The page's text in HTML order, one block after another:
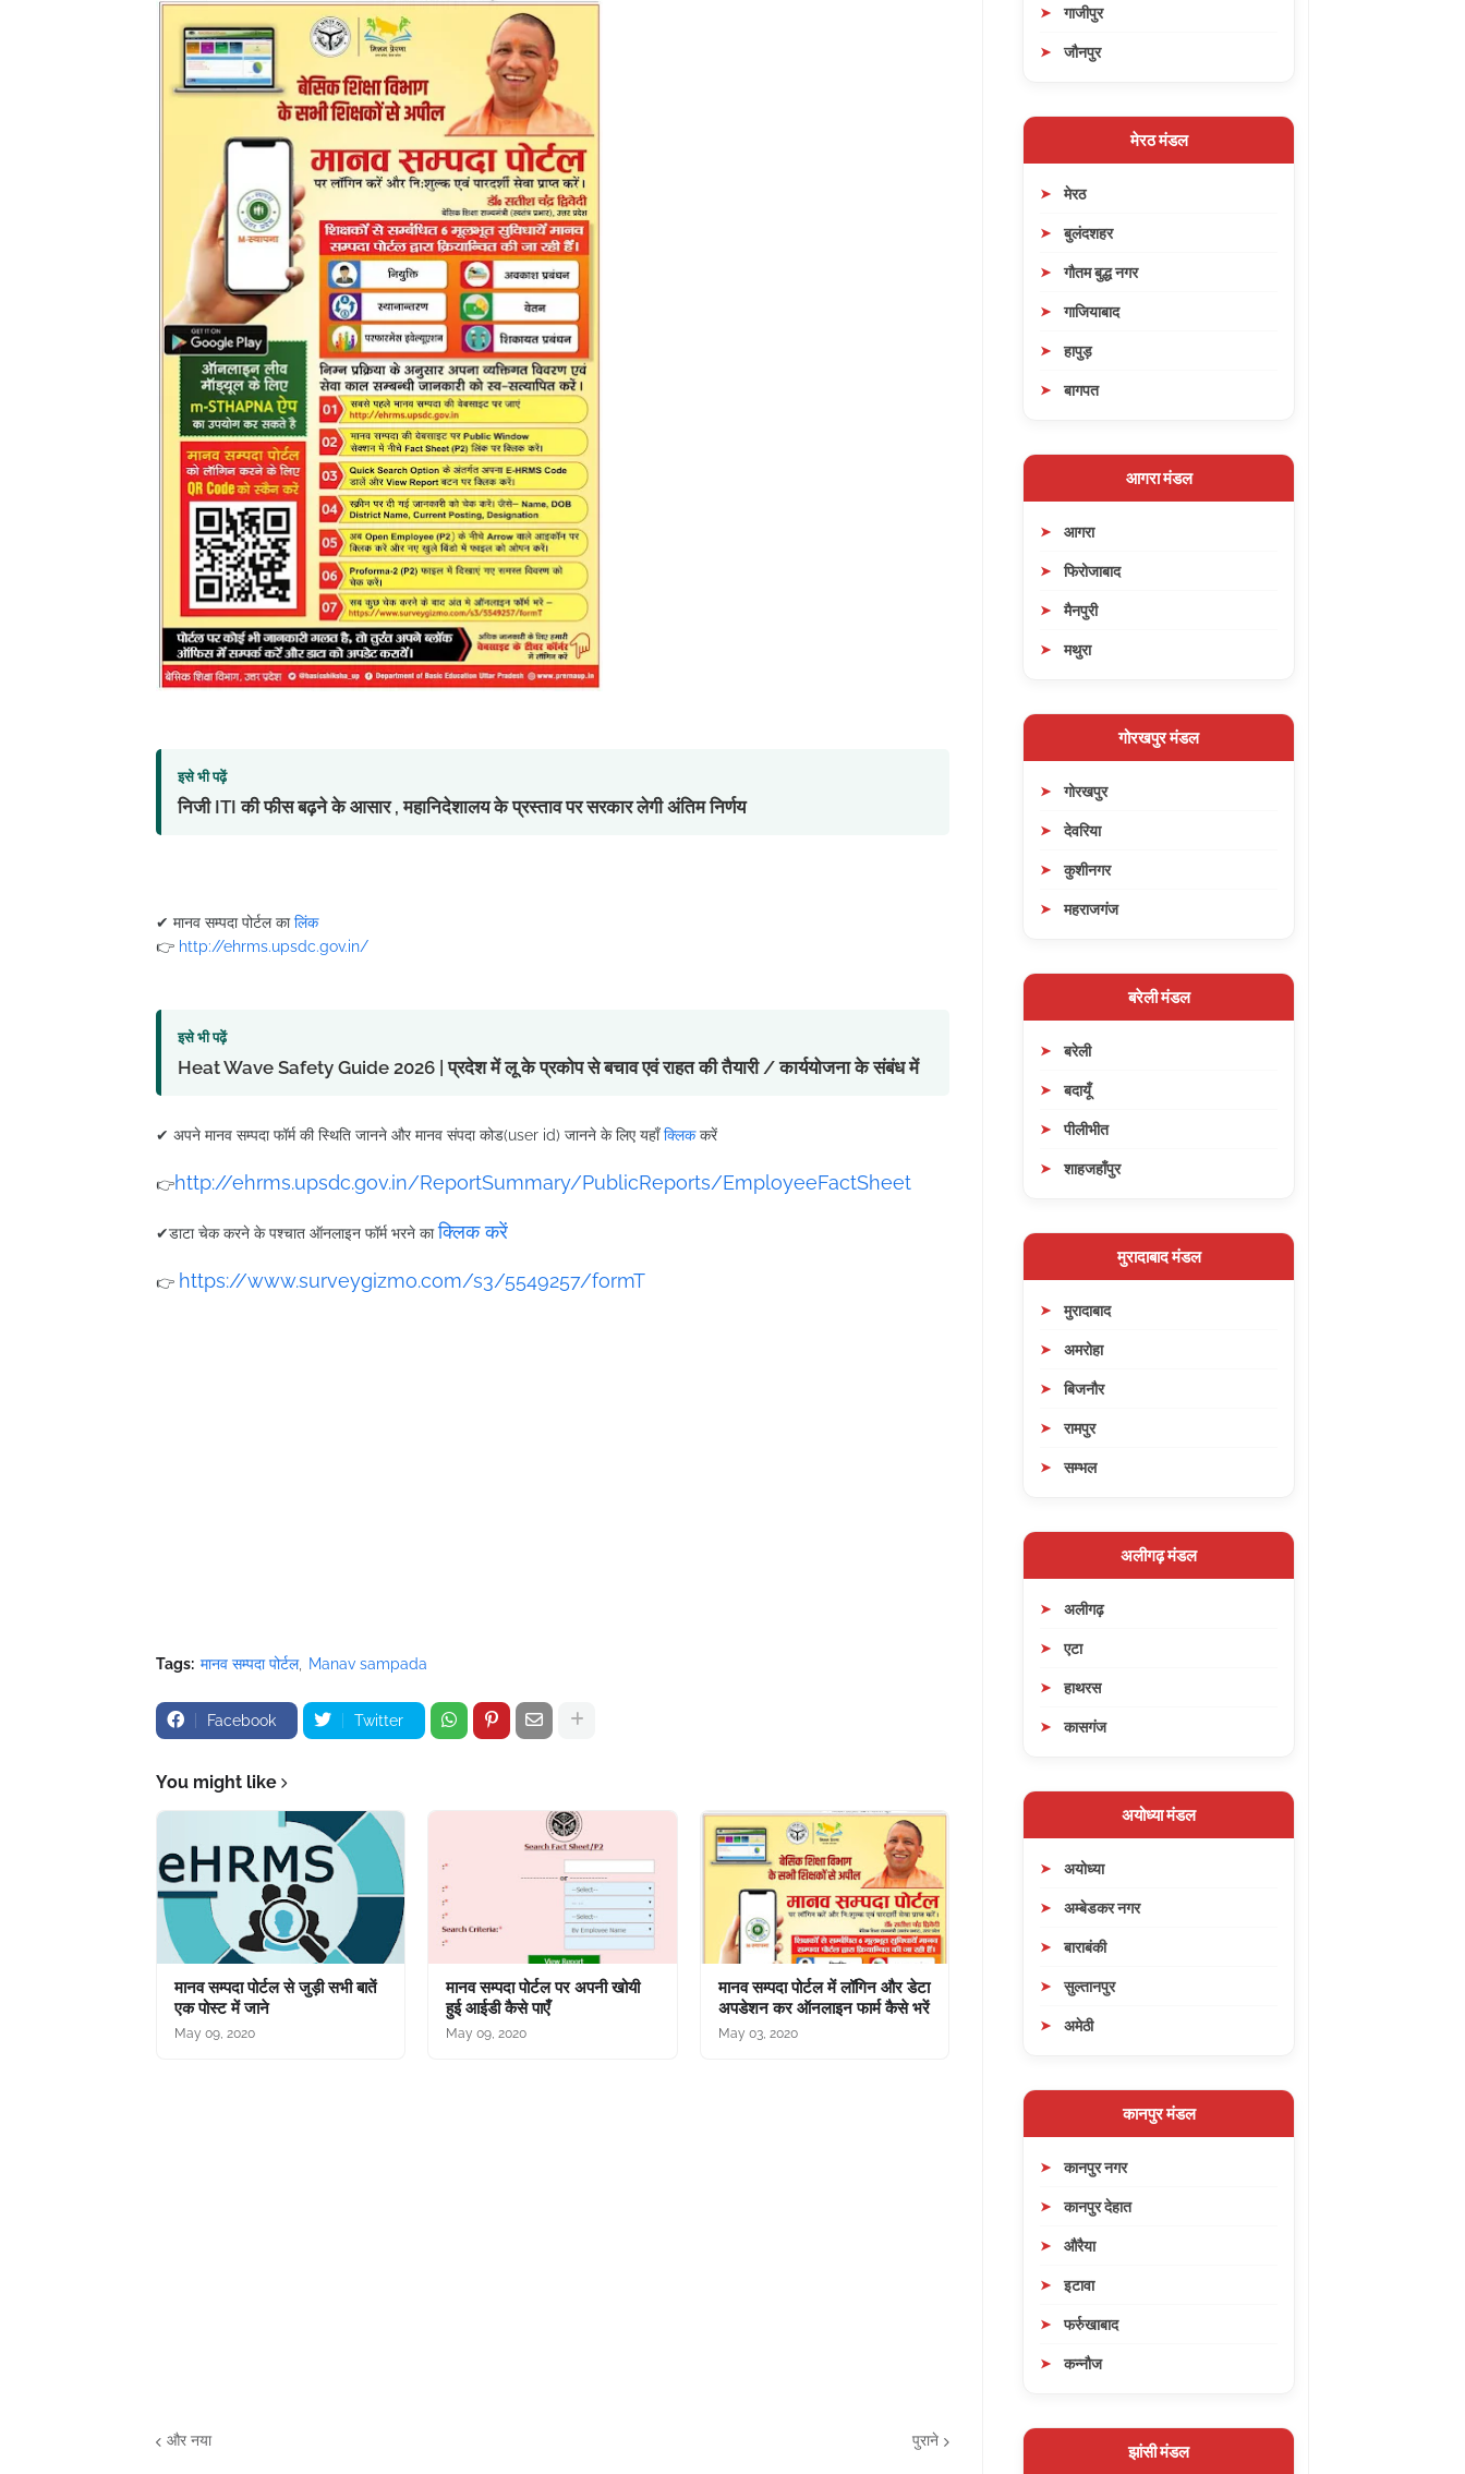
इसे भी पढ़ें
निजी ITI की फीस बढ़ने के आसार , महानिदेशालय के प्रस्ताव पर सरकार लेगी अंतिम निर्णय
✔ मानव सम्पदा पोर्टल कालिंक
👉 http://ehrms.upsdc.gov.in/
इसे भी पढ़ें
Heat Wave Safety Guide 2026 | प्रदेश में लू के प्रकोप से बचाव एवं राहत की तैयारी / कार्ययोजना के संबंध में
✔ अपने मानव सम्पदा फॉर्म की स्थिति जानने और मानव संपदा कोड(user id) जानने के लिए यहाँक्लिककरें
👉http://ehrms.upsdc.gov.in/ReportSummary/PublicReports/EmployeeFactSheet
✔डाटा चेक करने के पश्चात ऑनलाइन फॉर्म भरने काक्लिक करें
👉 https://www.surveygizmo.com/s3/5549257/formT
Tags: मानव सम्पदा पोर्टल Manav sampada
Facebook Twitter
You might like
मानव सम्पदा पोर्टल से जुड़ी सभी बातें
एक पोस्ट में जाने
May 09, 2020
मानव सम्पदा पोर्टल पर अपनी खोयी
हुई आईडी कैसे पाएँ
May 09, 2020
मानव सम्पदा पोर्टल में लॉगिन और डेटा
अपडेशन कर ऑनलाइन फार्म कैसे भरें
May 03, 2020
और नया पुराने
गाजीपुर
जौनपुर
मेरठ मंडल
मेरठ
बुलंदशहर
गौतम बुद्ध नगर
गाजियाबाद
हापुड़
बागपत
आगरा मंडल
आगरा
फिरोजाबाद
मैनपुरी
मथुरा
गोरखपुर मंडल
गोरखपुर
देवरिया
कुशीनगर
महराजगंज
बरेली मंडल
बरेली
बदायूँ
पीलीभीत
शाहजहाँपुर
मुरादाबाद मंडल
मुरादाबाद
अमरोहा
बिजनौर
रामपुर
सम्भल
अलीगढ़ मंडल
अलीगढ़
एटा
हाथरस
कासगंज
अयोध्या मंडल
अयोध्या
अम्बेडकर नगर
बाराबंकी
सुल्तानपुर
अमेठी
कानपुर मंडल
कानपुर नगर
कानपुर देहात
औरैया
इटावा
फर्रुखाबाद
कन्नौज
झांसी मंडल